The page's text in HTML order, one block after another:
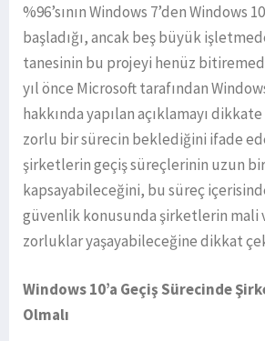
%96’sının Windows 7’den Windows
başladığı, ancak beş büyük
tanesinin bu projeyi henüz
yıl önce Microsoft tarafından
hakkında yapılan açıklamayı
zorlu bir sürecin beklediğini ifade
şirketlerin geçiş süreçlerinin uzun
kapsayabileceğini, bu süreç
güvenlik konusunda şirketlerin mali
zorluklar yaşayabileceğine dikkat
Windows 10’a Geçiş Sürecinde
Olmalı